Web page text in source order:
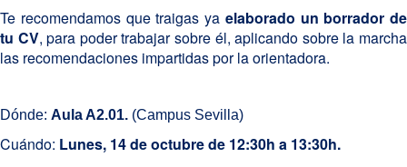
Te recomendamos que traigas ya elaborado un borrador de
tu CV, para poder trabajar sobre él, aplicando sobre la marcha
las recomendaciones impartidas por la orientadora.
Dónde: Aula A2.01. (Campus Sevilla)
Cuándo: Lunes, 14 de octubre de 12:30h a 13:30h.